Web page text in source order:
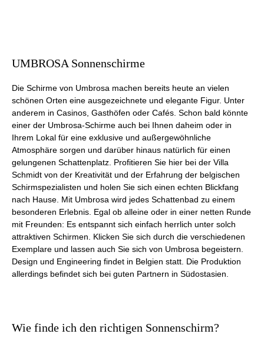
UMBROSA Sonnenschirme
Die Schirme von Umbrosa machen bereits heute an vielen
schönen Orten eine ausgezeichnete und elegante Figur. Unter
anderem in Casinos, Gasthöfen oder Cafés. Schon bald könnte
einer der Umbrosa-Schirme auch bei Ihnen daheim oder in
Ihrem Lokal für eine exklusive und außergewöhnliche
Atmosphäre sorgen und darüber hinaus natürlich für einen
gelungenen Schattenplatz. Profitieren Sie hier bei der Villa
Schmidt von der Kreativität und der Erfahrung der belgischen
Schirmspezialisten und holen Sie sich einen echten Blickfang
nach Hause. Mit Umbrosa wird jedes Schattenbad zu einem
besonderen Erlebnis. Egal ob alleine oder in einer netten Runde
mit Freunden: Es entspannt sich einfach herrlich unter solch
attraktiven Schirmen. Klicken Sie sich durch die verschiedenen
Exemplare und lassen auch Sie sich von Umbrosa begeistern.
Design und Engineering findet in Belgien statt. Die Produktion
allerdings befindet sich bei guten Partnern in Südostasien.
Wie finde ich den richtigen Sonnenschirm?